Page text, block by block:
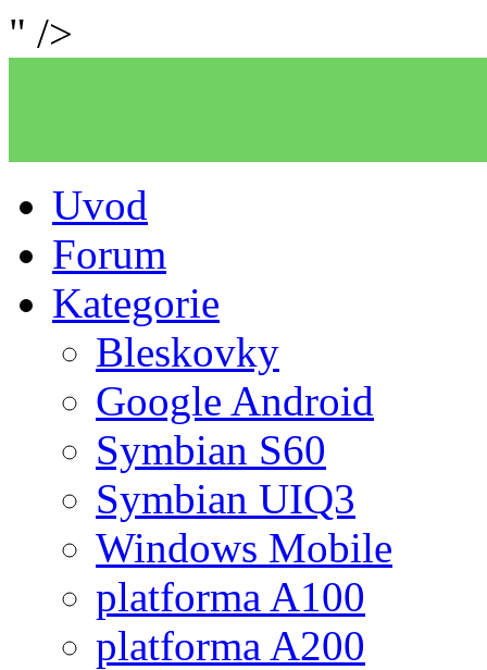
" />
Uvod
Forum
Kategorie
Bleskovky
Google Android
Symbian S60
Symbian UIQ3
Windows Mobile
platforma A100
platforma A200